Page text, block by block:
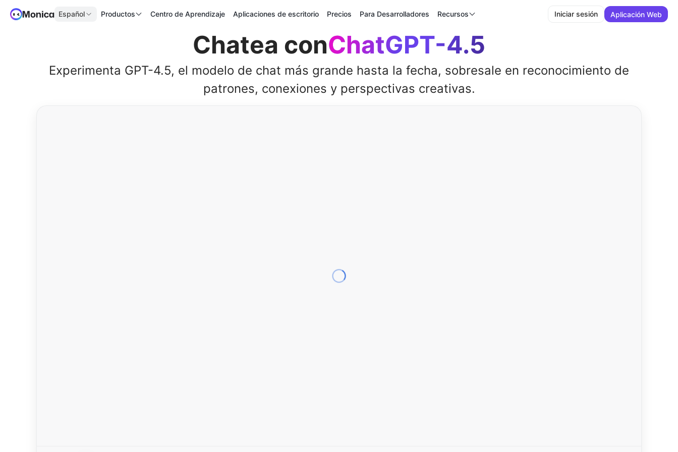
Español Productos Centro de Aprendizaje Aplicaciones de escritorio Precios Para Desarrolladores Recursos Iniciar sesión Aplicación Web
Chatea conChatGPT-4.5
Experimenta GPT-4.5, el modelo de chat más grande hasta la fecha, sobresale en reconocimiento de
patrones, conexiones y perspectivas creativas.